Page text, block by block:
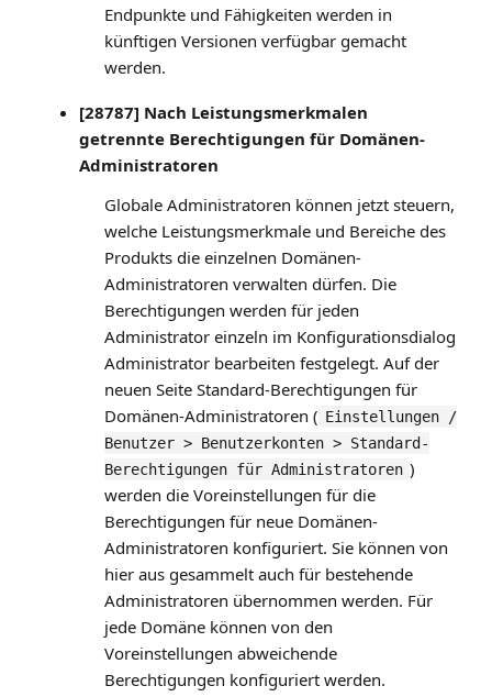
Endpunkte und Fähigkeiten werden in
künftigen Versionen verfügbar gemacht
werden.
[28787] Nach Leistungsmerkmalen
getrennte Berechtigungen für Domänen-
Administratoren
Globale Administratoren können jetzt steuern,
welche Leistungsmerkmale und Bereiche des
Produkts die einzelnen Domänen-
Administratoren verwalten dürfen. Die
Berechtigungen werden für jeden
Administrator einzeln im Konfigurationsdialog
Administrator bearbeiten festgelegt. Auf der
neuen Seite Standard-Berechtigungen für
Domänen-Administratoren ( Einstellungen /
Benutzer > Benutzerkonten > Standard-
Berechtigungen für Administratoren )
werden die Voreinstellungen für die
Berechtigungen für neue Domänen-
Administratoren konfiguriert. Sie können von
hier aus gesammelt auch für bestehende
Administratoren übernommen werden. Für
jede Domäne können von den
Voreinstellungen abweichende
Berechtigungen konfiguriert werden.